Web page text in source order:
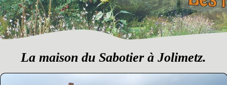
La maison du Sabotier à Jolimetz.